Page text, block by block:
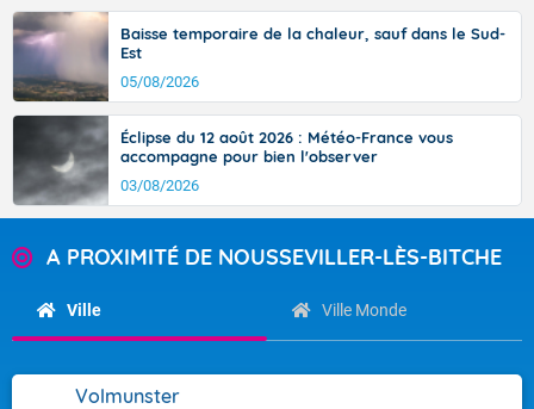
Baisse temporaire de la chaleur, sauf dans le Sud-
Est
05/08/2026
Éclipse du 12 août 2026 : Météo-France vous
accompagne pour bien l'observer
03/08/2026
A PROXIMITÉ DE NOUSSEVILLER-LÈS-BITCHE
Ville Ville Monde
Volmunster